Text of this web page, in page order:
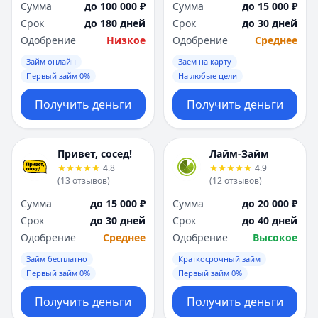
Сумма
до 100 000 ₽
Срок
до 180 дней
Одобрение
Низкое
Займ онлайн
Первый займ 0%
Получить деньги
Сумма
до 15 000 ₽
Срок
до 30 дней
Одобрение
Среднее
Заем на карту
На любые цели
Получить деньги
Привет, сосед!
4.8
(13 отзывов)
Сумма
до 15 000 ₽
Срок
до 30 дней
Одобрение
Среднее
Займ бесплатно
Первый займ 0%
Получить деньги
Лайм-Займ
4.9
(12отзывов)
Сумма
до 20 000 ₽
Срок
до 40 дней
Одобрение
Высокое
Краткосрочный займ
Первый займ 0%
Получить деньги